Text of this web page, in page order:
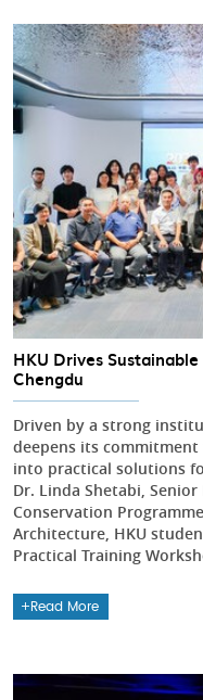
HKU Drives
Chengdu
Driven by a strong
deepens its
into practical solutions
Dr. Linda Shetabi,
Conservation
Architecture, HKU
Practical Training
Read More